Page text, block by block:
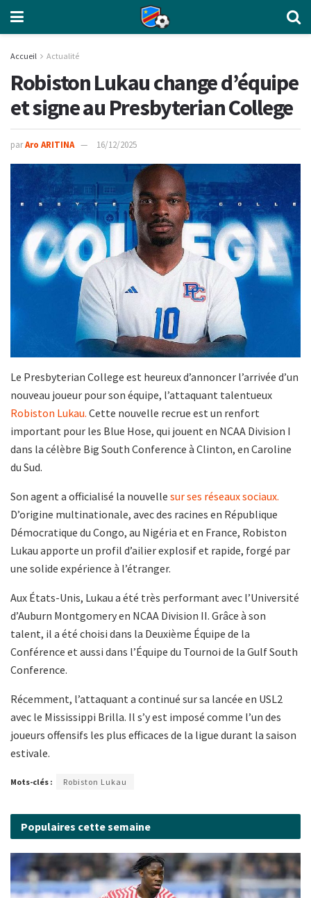
Accueil Actualité
Robiston Lukau change d’équipe
et signe au Presbyterian College
parAro ARITINA 16/12/2025
Le Presbyterian College est heureux d’annoncer l’arrivée d’un
nouveau joueur pour son équipe, l’attaquant talentueux
Robiston Lukau. Cette nouvelle recrue est un renfort
important pour les Blue Hose, qui jouent en NCAA Division I
dans la célèbre Big South Conference à Clinton, en Caroline
du Sud.
Son agent a officialisé la nouvelle sur ses réseaux sociaux.
D’origine multinationale, avec des racines en République
Démocratique du Congo, au Nigéria et en France, Robiston
Lukau apporte un profil d’ailier explosif et rapide, forgé par
une solide expérience à l’étranger.
Aux États-Unis, Lukau a été très performant avec l’Université
d’Auburn Montgomery en NCAA Division II. Grâce à son
talent, il a été choisi dans la Deuxième Équipe de la
Conférence et aussi dans l’Équipe du Tournoi de la Gulf South
Conference.
Récemment, l’attaquant a continué sur sa lancée en USL2
avec le Mississippi Brilla. Il s’y est imposé comme l’un des
joueurs offensifs les plus efficaces de la ligue durant la saison
estivale.
Mots-clés : Robiston Lukau
Populaires cette semaine